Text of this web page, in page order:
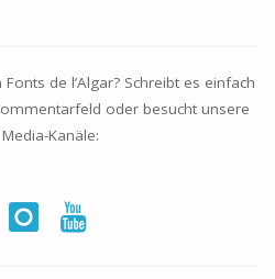
Fonts de l’Algar? Schreibt es einfach
oder besucht unsere
Kanäle: